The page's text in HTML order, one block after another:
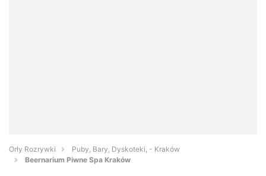
Orły Rozrywki
Puby, Bary, Dyskoteki, - Kraków
Beernarium Piwne Spa Kraków